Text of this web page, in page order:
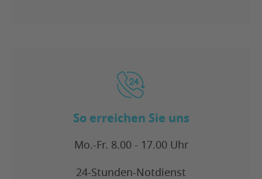
So erreichen Sie uns
Mo.-Fr. 8.00 - 17.00 Uhr
24-Stunden-Notdienst